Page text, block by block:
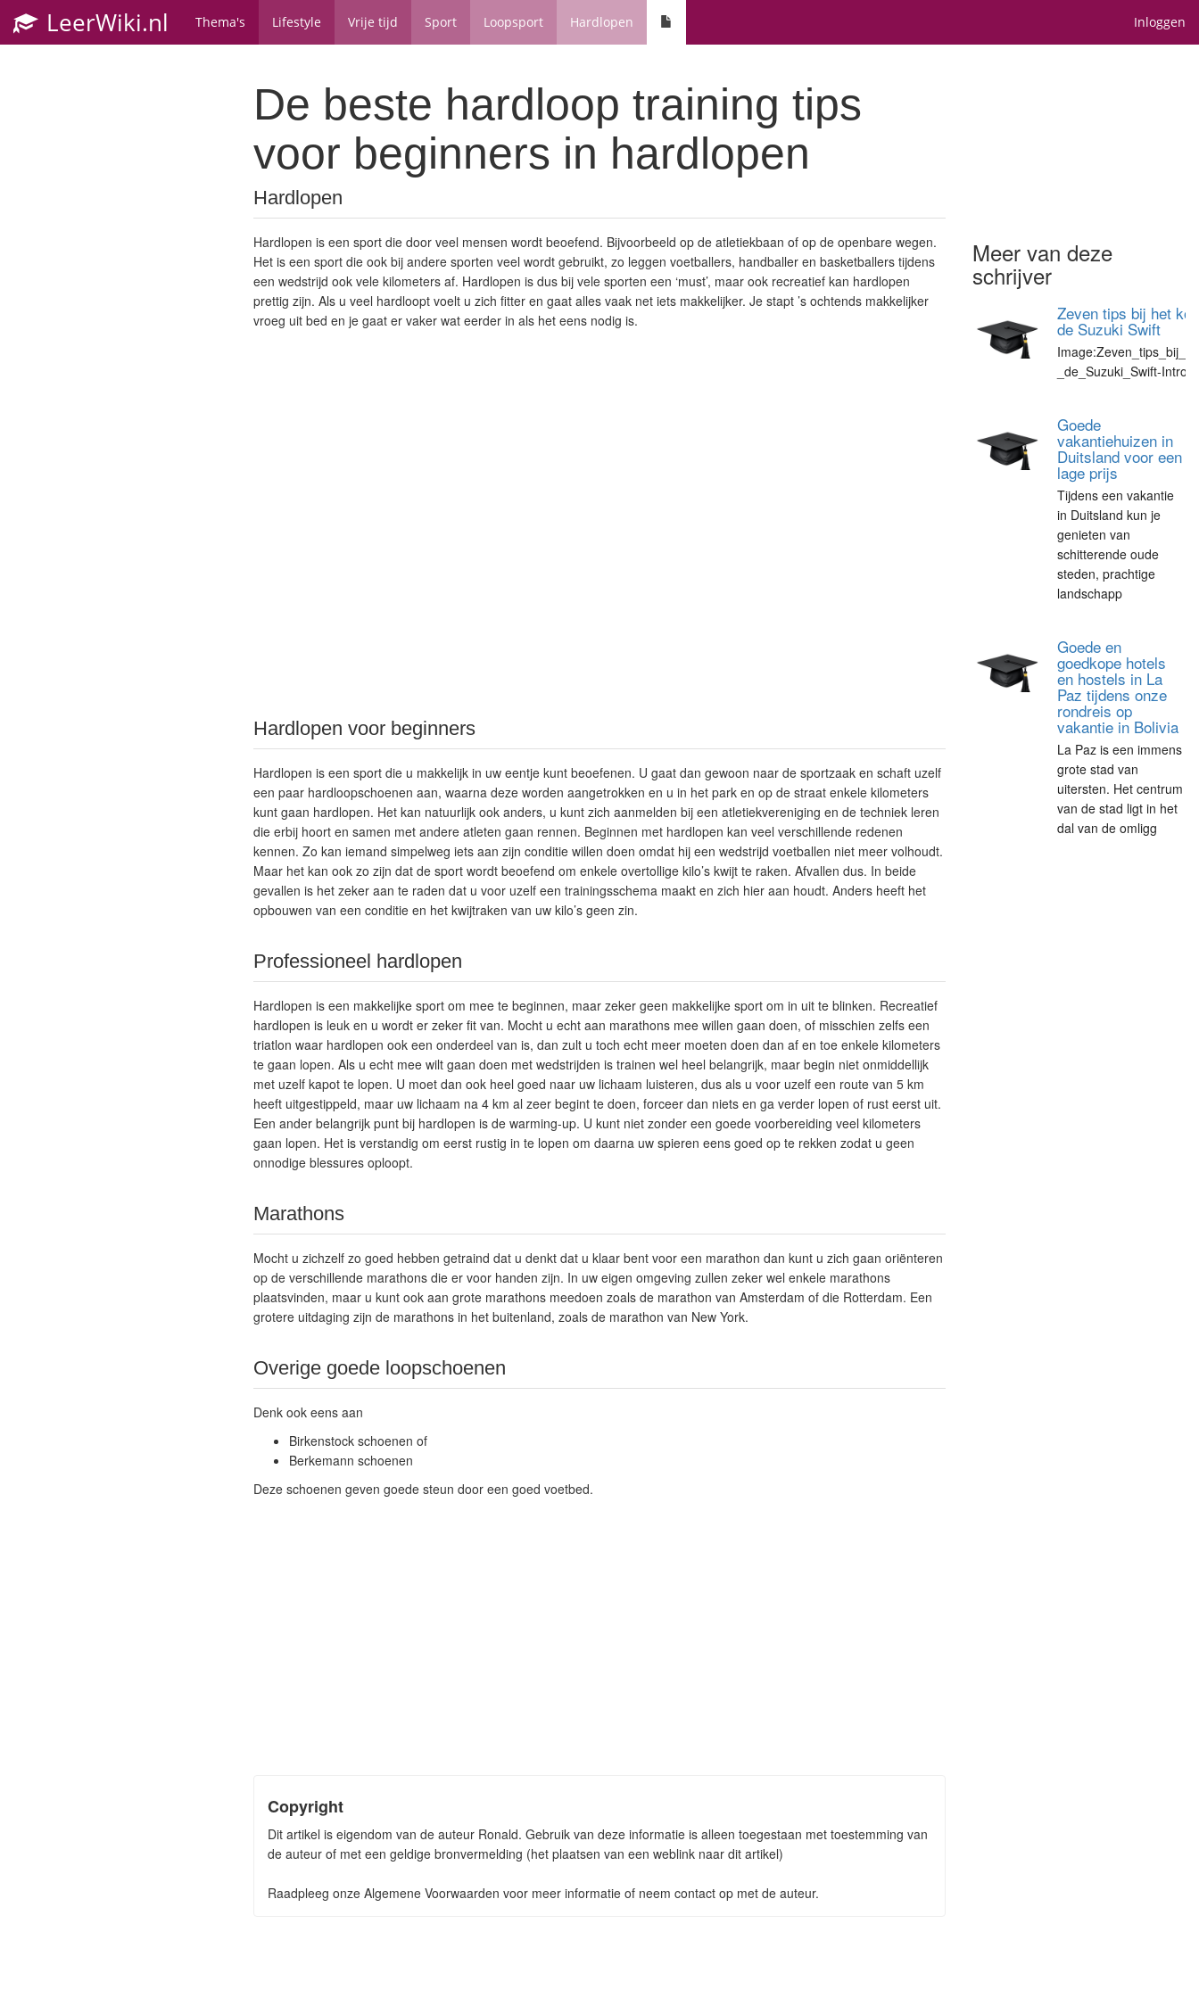
LeerWiki.nl Thema's Lifestyle Vrije tijd Sport Loopsport Hardlopen Inloggen
De beste hardloop training tips
voor beginners in hardlopen
Hardlopen
Hardlopen is een sport die door veel mensen wordt beoefend. Bijvoorbeeld op de atletiekbaan of op de openbare wegen.
Het is een sport die ook bij andere sporten veel wordt gebruikt, zo leggen voetballers, handballer en basketballers tijdens
een wedstrijd ook vele kilometers af. Hardlopen is dus bij vele sporten een ‘must’, maar ook recreatief kan hardlopen
prettig zijn. Als u veel hardloopt voelt u zich fitter en gaat alles vaak net iets makkelijker. Je stapt ’s ochtends makkelijker
vroeg uit bed en je gaat er vaker wat eerder in als het eens nodig is.
Hardlopen voor beginners
Hardlopen is een sport die u makkelijk in uw eentje kunt beoefenen. U gaat dan gewoon naar de sportzaak en schaft uzelf
een paar hardloopschoenen aan, waarna deze worden aangetrokken en u in het park en op de straat enkele kilometers
kunt gaan hardlopen. Het kan natuurlijk ook anders, u kunt zich aanmelden bij een atletiekvereniging en de techniek leren
die erbij hoort en samen met andere atleten gaan rennen. Beginnen met hardlopen kan veel verschillende redenen
kennen. Zo kan iemand simpelweg iets aan zijn conditie willen doen omdat hij een wedstrijd voetballen niet meer volhoudt.
Maar het kan ook zo zijn dat de sport wordt beoefend om enkele overtollige kilo’s kwijt te raken. Afvallen dus. In beide
gevallen is het zeker aan te raden dat u voor uzelf een trainingsschema maakt en zich hier aan houdt. Anders heeft het
opbouwen van een conditie en het kwijtraken van uw kilo’s geen zin.
Professioneel hardlopen
Hardlopen is een makkelijke sport om mee te beginnen, maar zeker geen makkelijke sport om in uit te blinken. Recreatief
hardlopen is leuk en u wordt er zeker fit van. Mocht u echt aan marathons mee willen gaan doen, of misschien zelfs een
triatlon waar hardlopen ook een onderdeel van is, dan zult u toch echt meer moeten doen dan af en toe enkele kilometers
te gaan lopen. Als u echt mee wilt gaan doen met wedstrijden is trainen wel heel belangrijk, maar begin niet onmiddellijk
met uzelf kapot te lopen. U moet dan ook heel goed naar uw lichaam luisteren, dus als u voor uzelf een route van 5 km
heeft uitgestippeld, maar uw lichaam na 4 km al zeer begint te doen, forceer dan niets en ga verder lopen of rust eerst uit.
Een ander belangrijk punt bij hardlopen is de warming-up. U kunt niet zonder een goede voorbereiding veel kilometers
gaan lopen. Het is verstandig om eerst rustig in te lopen om daarna uw spieren eens goed op te rekken zodat u geen
onnodige blessures oploopt.
Marathons
Mocht u zichzelf zo goed hebben getraind dat u denkt dat u klaar bent voor een marathon dan kunt u zich gaan oriënteren
op de verschillende marathons die er voor handen zijn. In uw eigen omgeving zullen zeker wel enkele marathons
plaatsvinden, maar u kunt ook aan grote marathons meedoen zoals de marathon van Amsterdam of die Rotterdam. Een
grotere uitdaging zijn de marathons in het buitenland, zoals de marathon van New York.
Overige goede loopschoenen
Denk ook eens aan
Birkenstock schoenen of
Berkemann schoenen
Deze schoenen geven goede steun door een goed voetbed.
Copyright
Dit artikel is eigendom van de auteur Ronald. Gebruik van deze informatie is alleen toegestaan met toestemming van
de auteur of met een geldige bronvermelding (het plaatsen van een weblink naar dit artikel)
Raadpleeg onze Algemene Voorwaarden voor meer informatie of neem contact op met de auteur.
Meer van deze
schrijver
Zeven tips bij het
de Suzuki Swift
_de_Suzuki_Swift-
Goede
vakantiehuizen in
Duitsland voor een
lage prijs
Tijdens een vakantie
in Duitsland kun je
genieten van
schitterende oude
steden, prachtige
landschapp
Goede en
goedkope hotels
en hostels in La
Paz tijdens onze
rondreis op
vakantie in Bolivia
La Paz is een immens
grote stad van
uitersten. Het centrum
van de stad ligt in het
dal van de omligg